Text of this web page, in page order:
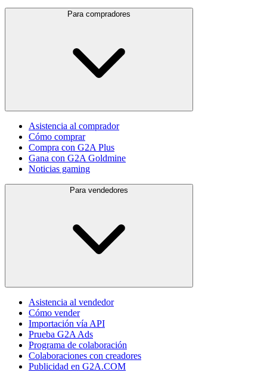
Para compradores
Asistencia al comprador
Cómo comprar
Compra con G2A Plus
Gana con G2A Goldmine
Noticias gaming
Para vendedores
Asistencia al vendedor
Cómo vender
Importación vía API
Prueba G2A Ads
Programa de colaboración
Colaboraciones con creadores
Publicidad en G2A.COM